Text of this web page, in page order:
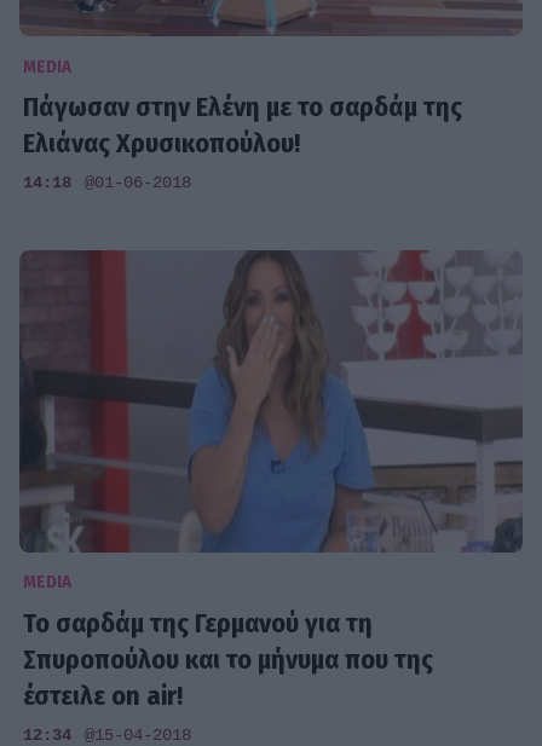
MEDIA
Πάγωσαν στην Ελένη με το σαρδάμ της
Ελιάνας Χρυσικοπούλου!
14:18 @01-06-2018
MEDIA
Το σαρδάμ της Γερμανού για τη
Σπυροπούλου και το μήνυμα που της
έστειλε on air!
12:34 @15-04-2018